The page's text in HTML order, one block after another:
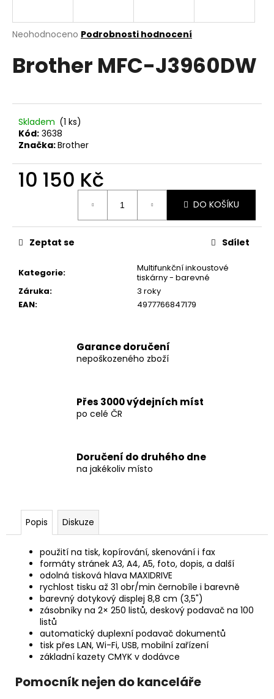
Průměrné
produktu
je
5
hvězdiček.
Neohodnoceno Podrobnosti hodnocení
Brother MFC-J3960DW
Skladem (1 ks)
Kód: 3638
Značka:Brother
10 150 Kč
DO KOŠÍKU
Kategorie:
Multifunkční inkoustové
tiskárny - barevné
Záruka:
3 roky
EAN: 4977766847179
Zeptat se Sdílet
Garance doručení
nepoškozeného zboží
Přes 3000 výdejních míst
po celé ČR
Doručení do druhého dne
na jakékoliv místo
Popis Diskuze
použití na tisk, kopírování, skenování i fax
formáty stránek A3, A4, A5, foto, dopis, a další
odolná tisková hlava MAXIDRIVE
rychlost tisku až 31 obr/min černobíle i barevně
barevný dotykový displej 8,8 cm (3,5")
zásobníky na 2× 250 listů, deskový podavač na 100
listů
automatický duplexní podavač dokumentů
tisk přes LAN, Wi-Fi, USB, mobilní zařízení
základní kazety CMYK v dodávce
Pomocník nejen do kanceláře
j
t
?
p
o
č
u